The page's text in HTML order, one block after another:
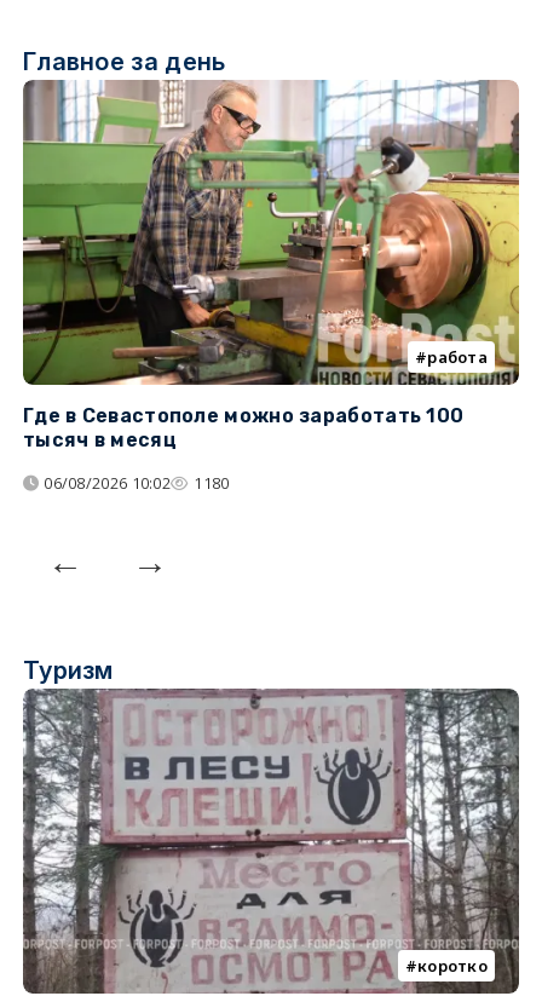
Главное за день
работа
Где в Севастополе можно заработать 100
тысяч в месяц
06/08/2026 10:02 1180
Туризм
коротко